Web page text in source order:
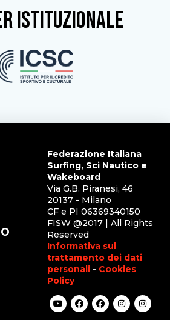
istituzionale
Federazione Italiana
Surfing, Sci Nautico e
Wakeboard
Via G.B. Piranesi, 46
20137 - Milano
CF e PI 06369340150
FISW @2017 | All Rights
Reserved
Informativa sul
trattamento dei dati
personali - Cookies
Policy